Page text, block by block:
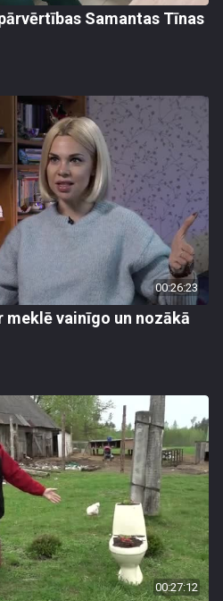
Samantas Tīnas
00:26:23
meklē vainīgo un nozākā
00:27:12